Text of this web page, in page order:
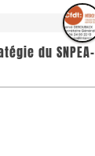
du SNPEA-